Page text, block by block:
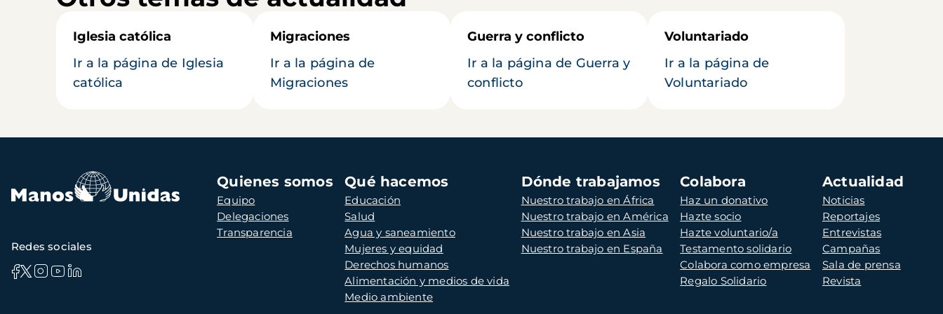
Iglesia católica
Ir a la página de Iglesia
católica
Migraciones
Ir a la página de
Migraciones
Guerra y conflicto
Ir a la página de Guerra y
conflicto
Voluntariado
Ir a la página de
Voluntariado
Navegación
principal
Quienes somos
Equipo
Delegaciones
Transparencia
Qué hacemos
Educación
Salud
Agua y saneamiento
Mujeres y equidad
Derechos humanos
Alimentación y medios de vida
Medio ambiente
Dónde trabajamos
Nuestro trabajo en África
Nuestro trabajo en América
Nuestro trabajo en Asia
Nuestro trabajo en España
Colabora
Haz un donativo
Hazte socio
Hazte voluntario/a
Testamento solidario
Colabora como empresa
Regalo Solidario
Actualidad
Noticias
Reportajes
Entrevistas
Campañas
Sala de prensa
Revista
Redes sociales